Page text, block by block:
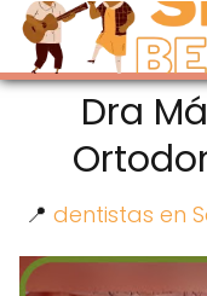
Dra
📍 dentistas en